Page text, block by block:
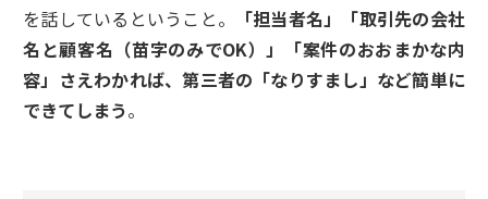
を話しているということ。
「担当者名」「取引先の会社
名と顧客名（苗字のみでOK）」「案件のおおまかな内
容」さえわかれば、第三者の「なりすまし」など簡単に
できてしまう。